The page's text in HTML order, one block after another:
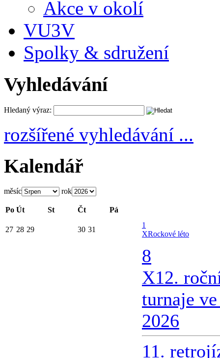
Akce v okolí
VU3V
Spolky & sdružení
Vyhledávání
Hledaný výraz:
rozšířené vyhledávání ...
Kalendář
měsíc rok
Po Út St Čt Pá
27 28 29 30 31
1
XRockové léto
8
X12.
turnaje
2026
11.